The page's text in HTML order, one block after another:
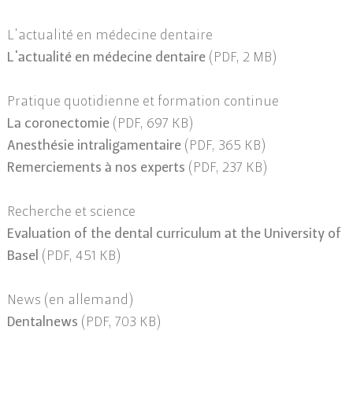
L'actualité en médecine dentaire
L'actualité en médecine dentaire(PDF, 2 MB)
Pratique quotidienne et formation continue
La coronectomie (PDF, 697 KB)
Anesthésie intraligamentaire (PDF, 365 KB)
Remerciements à nos experts (PDF, 237 KB)
Recherche et science
Evaluation of the dental curriculum at the University of
Basel (PDF, 451 KB)
News (en allemand)
Dentalnews (PDF, 703 KB)